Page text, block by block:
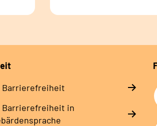
Barrierefreiheit
Barrierefreiheit in